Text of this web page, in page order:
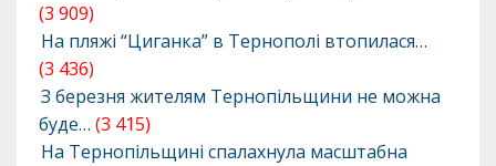
(3 909)
На пляжі “Циганка” в Тернополі втопилася…
(3 436)
З березня жителям Тернопільщини не можна
буде… (3 415)
На Тернопільщині спалахнула масштабна